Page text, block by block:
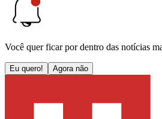
Você quer ficar por dentro das notícias
Eu quero! Agora não